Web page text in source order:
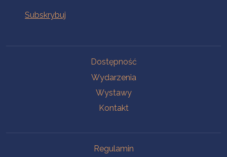
Dostępność
Wydarzenia
Wystawy
Kontakt
Regulamin